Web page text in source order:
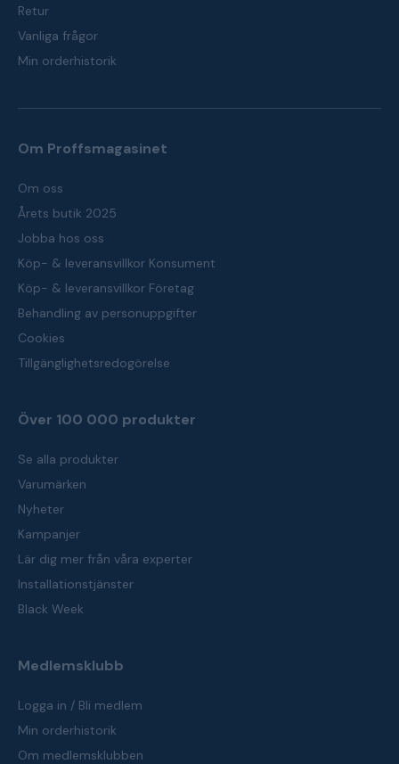
Retur
Vanliga frågor
Min orderhistorik
Om Proffsmagasinet
Om oss
Årets butik 2025
Jobba hos oss
Köp- & leveransvillkor Konsument
Köp- & leveransvillkor Företag
Behandling av personuppgifter
Cookies
Tillgänglighetsredogörelse
Över 100 000 produkter
Se alla produkter
Varumärken
Nyheter
Kampanjer
Lär dig mer från våra experter
Installationstjänster
Black Week
Medlemsklubb
Logga in / Bli medlem
Min orderhistorik
Om medlemsklubben